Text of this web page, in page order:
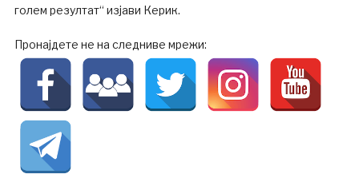
голем резултат“ изјави Керик.
Пронајдете не на следниве мрежи: